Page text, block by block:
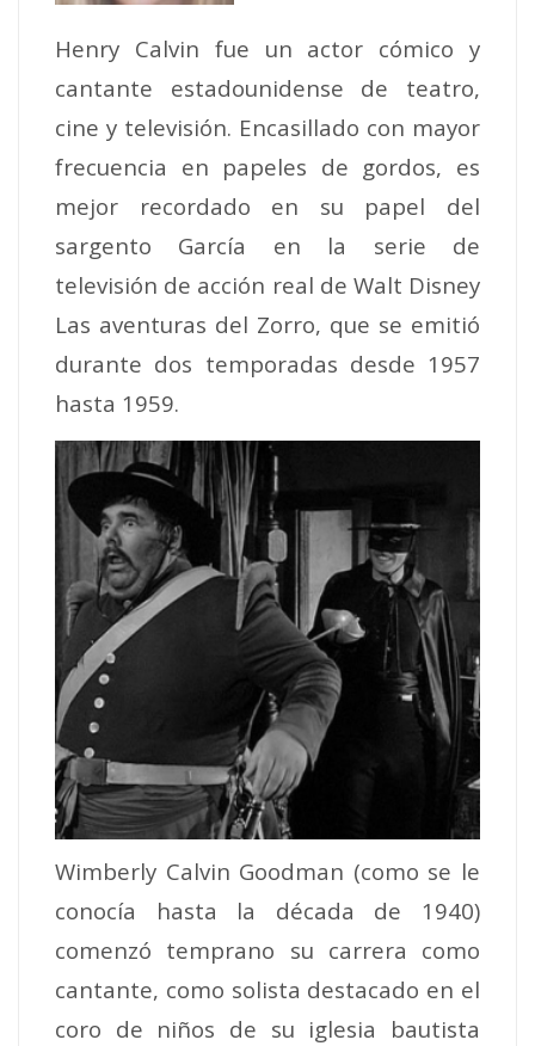
Henry Calvin fue un actor cómico y
cantante estadounidense de teatro,
cine y televisión. Encasillado con mayor
frecuencia en papeles de gordos, es
mejor recordado en su papel del
sargento García en la serie de
televisión de acción real de Walt Disney
Las aventuras del Zorro, que se emitió
durante dos temporadas desde 1957
hasta 1959.
Wimberly Calvin Goodman (como se le
conocía hasta la década de 1940)
comenzó temprano su carrera como
cantante, como solista destacado en el
coro de niños de su iglesia bautista